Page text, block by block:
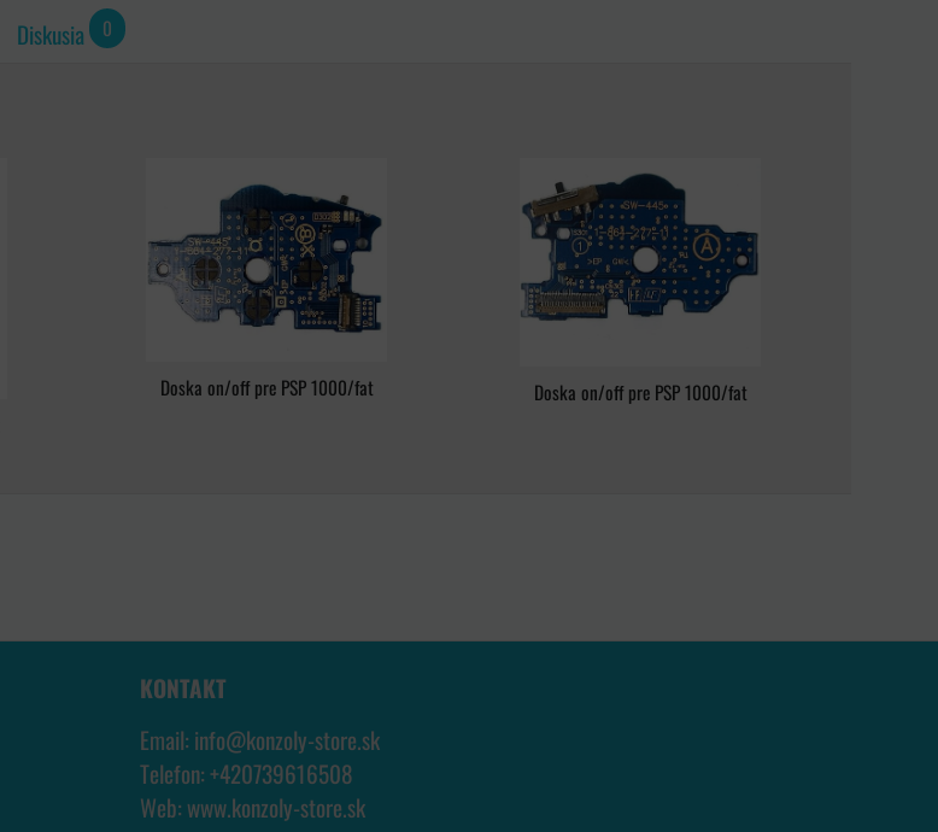
Diskusia 0
Doska on/off pre PSP 1000/fat Doska on/off pre PSP 1000/fat
KONTAKT
Email: info@konzoly-store.sk
Telefon:+420739616508
Web: www.konzoly-store.sk